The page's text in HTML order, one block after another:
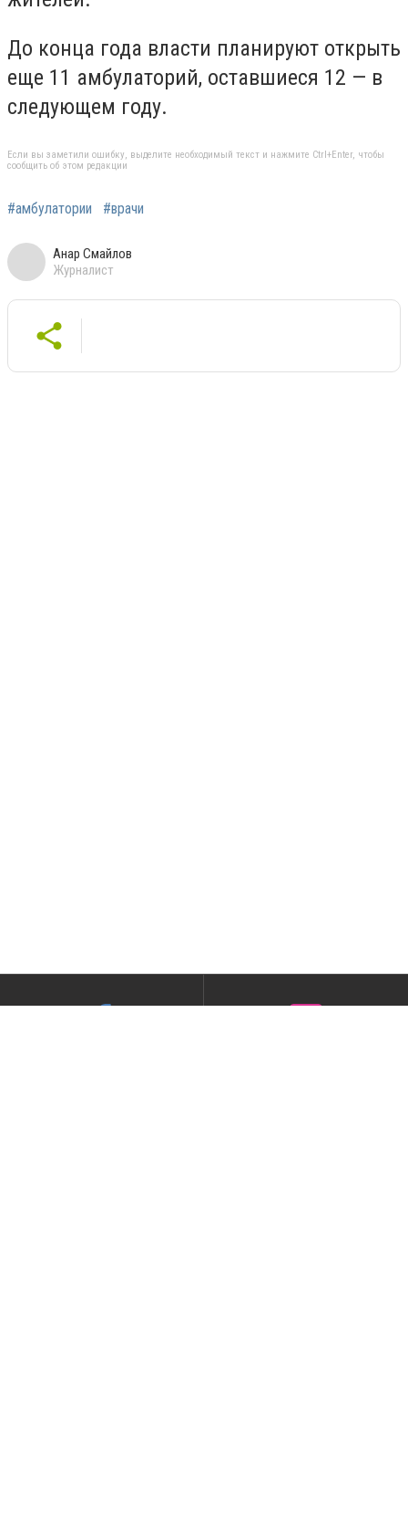
До конца года власти планируют открыть
еще 11 амбулаторий, оставшиеся 12 — в
следующем году.
Если вы заметили ошибку, выделите необходимый текст и нажмите Ctrl+Enter, чтобы
сообщить об этом редакции
#амбулатории #врачи
Анар Смайлов
Журналист